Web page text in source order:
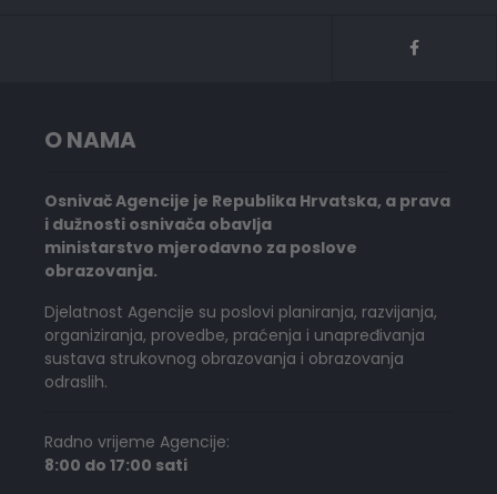
O NAMA
Osnivač Agencije je Republika Hrvatska, a prava
i dužnosti osnivača obavlja
ministarstvo mjerodavno za poslove
obrazovanja.
Djelatnost Agencije su poslovi planiranja, razvijanja,
organiziranja, provedbe, praćenja i unapređivanja
sustava strukovnog obrazovanja i obrazovanja
odraslih.
Radno vrijeme Agencije:
8:00 do 17:00 sati